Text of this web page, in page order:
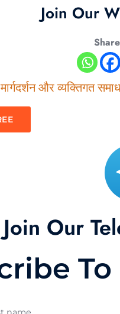
Join Our
और व्यक्तिगत
Join Our